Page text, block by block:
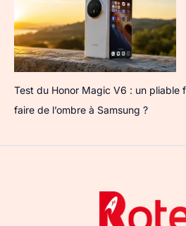
Test du Honor Magic V6 : un pliable
faire de l’ombre à Samsung ?